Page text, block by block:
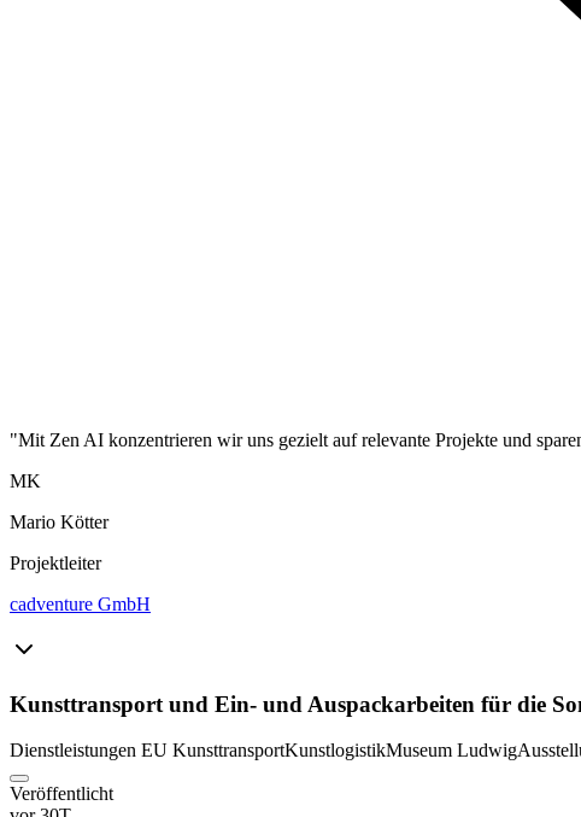
"Mit Zen AI konzentrieren wir uns gezielt auf relevante Projekte und
MK
Mario Kötter
Projektleiter
cadventure GmbH
Kunsttransport und Ein- und Auspackarbeiten für die
Dienstleistungen EU KunsttransportKunstlogistikMuseum Ludwig
Veröffentlicht